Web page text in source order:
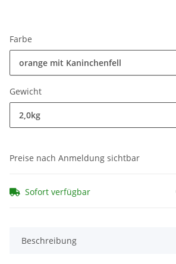
Farbe
orange mit Kaninchenfell
Gewicht
2,0kg
Preise nach Anmeldung sichtbar
Sofort verfügbar
Beschreibung